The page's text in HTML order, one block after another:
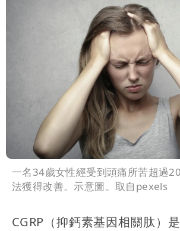
一名34歲女性經受到頭痛所苦超過
法獲得改善。示意圖。取自pexels
CGRP（抑鈣素基因相關肽）